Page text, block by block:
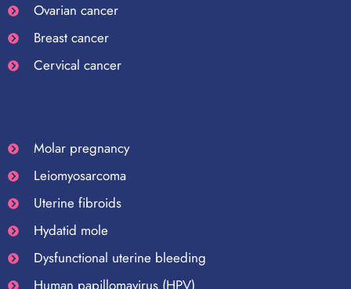
Ovarian cancer
Breast cancer
Cervical cancer
Molar pregnancy
Leiomyosarcoma
Uterine fibroids
Hydatid mole
Dysfunctional uterine bleeding
Human papillomavirus (HPV)